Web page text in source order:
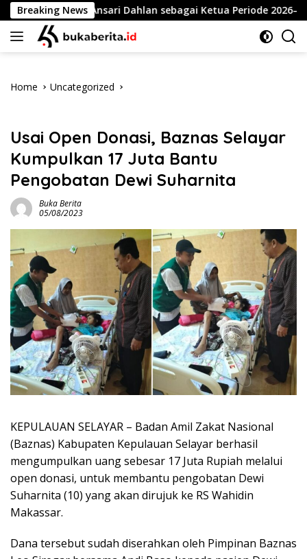
Skip
to
content
Breaking News
Ansari Dahlan sebagai Ketua Periode 2026–2030
Home Uncategorized
Usai Open Donasi, Baznas Selayar
Kumpulkan 17 Juta Bantu
Pengobatan Dewi Suharnita
Buka Berita
05/08/2023
KEPULAUAN SELAYAR – Badan Amil Zakat Nasional
(Baznas) Kabupaten Kepulauan Selayar berhasil
mengumpulkan uang sebesar 17 Juta Rupiah melalui
open donasi, untuk membantu pengobatan Dewi
Suharnita (10) yang akan dirujuk ke RS Wahidin
Makassar.
Dana tersebut sudah diserahkan oleh Pimpinan Baznas